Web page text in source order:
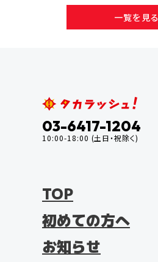
一覧を見る
03-6417-1204
10:00-18:00 (土日・祝除く)
TOP
初めての方へ
お知らせ